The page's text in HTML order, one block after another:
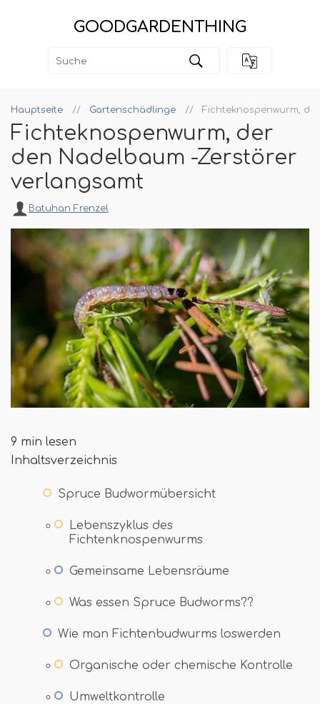
GOODGARDENTHING
Hauptseite Gartenschädlinge Fichteknospenwurm,
Fichteknospenwurm, der
den Nadelbaum -Zerstörer
verlangsamt
Batuhan Frenzel
9 min lesen
Inhaltsverzeichnis
Spruce Budwormübersicht
Lebenszyklus des
Fichtenknospenwurms
Gemeinsame Lebensräume
Was essen Spruce Budworms??
Wie man Fichtenbudwurms loswerden
Organische oder chemische Kontrolle
Umweltkontrolle